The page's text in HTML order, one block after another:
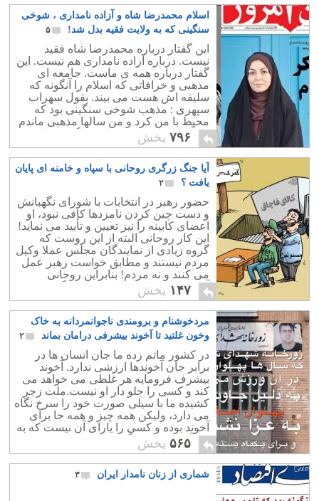
اسلام محمدرضا شاه و آزاده نامداری ، شوخی
سنگینی که به ولایت فقیه بدل شد!
۵
این گفتار درباره محمدرضا شاه فقید
نیست. درباره آزاده نامداری هم نیست. این
گفتار درباره همه ی ماست. جامعه ای
مذهبی و خرافاتی که اسلام را آنگونه که
سلیقه اش هست می بیند. بقول سهراب
سپهری : مذهب شوخی سنگینی بود که
محیط با من کرد و من سالها مذهبی ماندم
بی آنکه خدایی داشته باشم. اگر به فیلم ،
شعر ، موسیقی و داستانهای دهه های 30 تا
60 بنگریم بیشتر آنها بوی مذهب دارد.
مذهبی بودن در خون و رگ نویسندگان و
هنر مندان ایرانی است و ایرانیان مذهب
شیعه را هویت و فرهنگ خود قلمداد نموده
اند. اما با بررسی بیشتر متوجه می شویم
که این مذهب با اسلام واقعی فاصله بسیار
دارد.
۷۹۶ پخش
آیا جنگ زرگری روحانی با سپاه و خامنه ای پایان
یافت ؟
۲
حضور رهبر در انتخابات با شورای نگهبانش
و دست چین کردن نامزدها کافی نبود، او
اعضای کابینه را نیز تعیین و تأیید می نماید!
این کار روحانی البته از این روست که
گروه زیادی از نمایندگان مجلس عملا وکیل
مردم نیستند و مطابق خواست رهبر عمل
می کنند و نه مردم! بنابراین روحانی
آشکارا این موضوع را به چالش گرفته
است و نشان داده است که مجلس فعلی
دکور است ؛ یعنی بالاتر از اصطبل ، باید به
مهتر اسبان مراجعه نمود تا کابینه چینش
شود.
۱۴۷ پخش
مردخوشنام و برومندی ناجوانمردانه به خاک
وخون غلتید تا آخوند بیشرفی درامان بماند
۲
در کشور ماتم زده ما جان انسان ها در
برابر جان آخوندها ارزشی ندارد. آخوند
بیشرف فرومایه هر غلطی می خواهد می
کند و کسی را جلو دار او نیست.ملت زجر
کشیده ما با سیلی صورت خود را سرخ نگاه
می دارد، ولیکن همه چیز و همه جا برای
آخوند بوده و کسی را یارای آن نیست که به
یک آخوند پیزری بگوید بالای چشمت
ابروست.
۵۶۵ پخش
شماری از زنان نامدار ایران ۳